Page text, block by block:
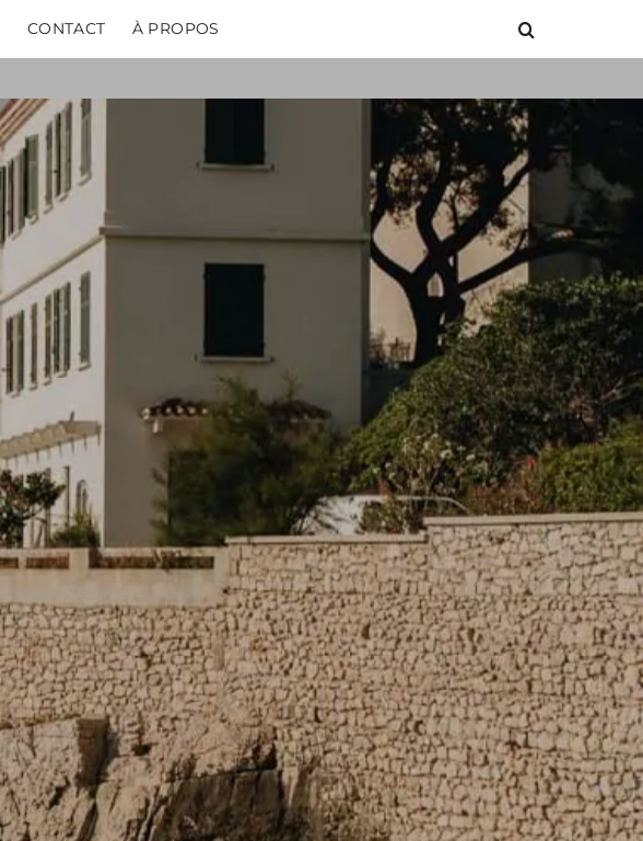
CONTACT À PROPOS